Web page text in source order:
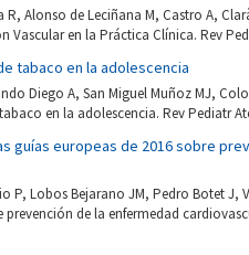
Alonso de Leciñana M, Castro A,
Vascular en la Práctica Clínica. Rev
tabaco en la adolescencia
Diego A, San Miguel Muñoz MJ,
en la adolescencia. Rev Pediatr
guías europeas de 2016 sobre
P, Lobos Bejarano JM, Pedro Botet J,
prevención de la enfermedad